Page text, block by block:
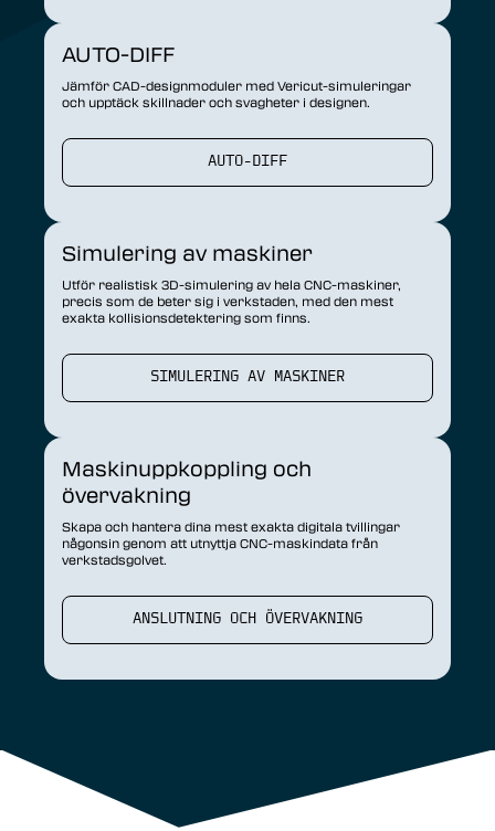
AUTO-DIFF
Jämför CAD-designmoduler med Vericut-simuleringar
och upptäck skillnader och svagheter i designen.
AUTO-DIFF
Simulering av maskiner
Utför realistisk 3D-simulering av hela CNC-maskiner,
precis som de beter sig i verkstaden, med den mest
exakta kollisionsdetektering som finns.
SIMULERING AV MASKINER
Maskinuppkoppling och
övervakning
Skapa och hantera dina mest exakta digitala tvillingar
någonsin genom att utnyttja CNC-maskindata från
verkstadsgolvet.
ANSLUTNING OCH ÖVERVAKNING